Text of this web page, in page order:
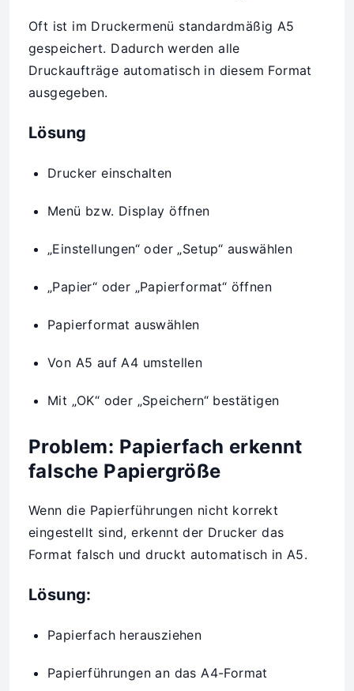
Oft ist im Druckermenü standardmäßig A5
gespeichert. Dadurch werden alle
Druckaufträge automatisch in diesem Format
ausgegeben.
Lösung
Drucker einschalten
Menü bzw. Display öffnen
„Einstellungen“ oder „Setup“ auswählen
„Papier“ oder „Papierformat“ öffnen
Papierformat auswählen
Von A5 auf A4 umstellen
Mit „OK“ oder „Speichern“ bestätigen
Problem: Papierfach erkennt
falsche Papiergröße
Wenn die Papierführungen nicht korrekt
eingestellt sind, erkennt der Drucker das
Format falsch und druckt automatisch in A5.
Lösung:
Papierfach herausziehen
Papierführungen an das A4-Format